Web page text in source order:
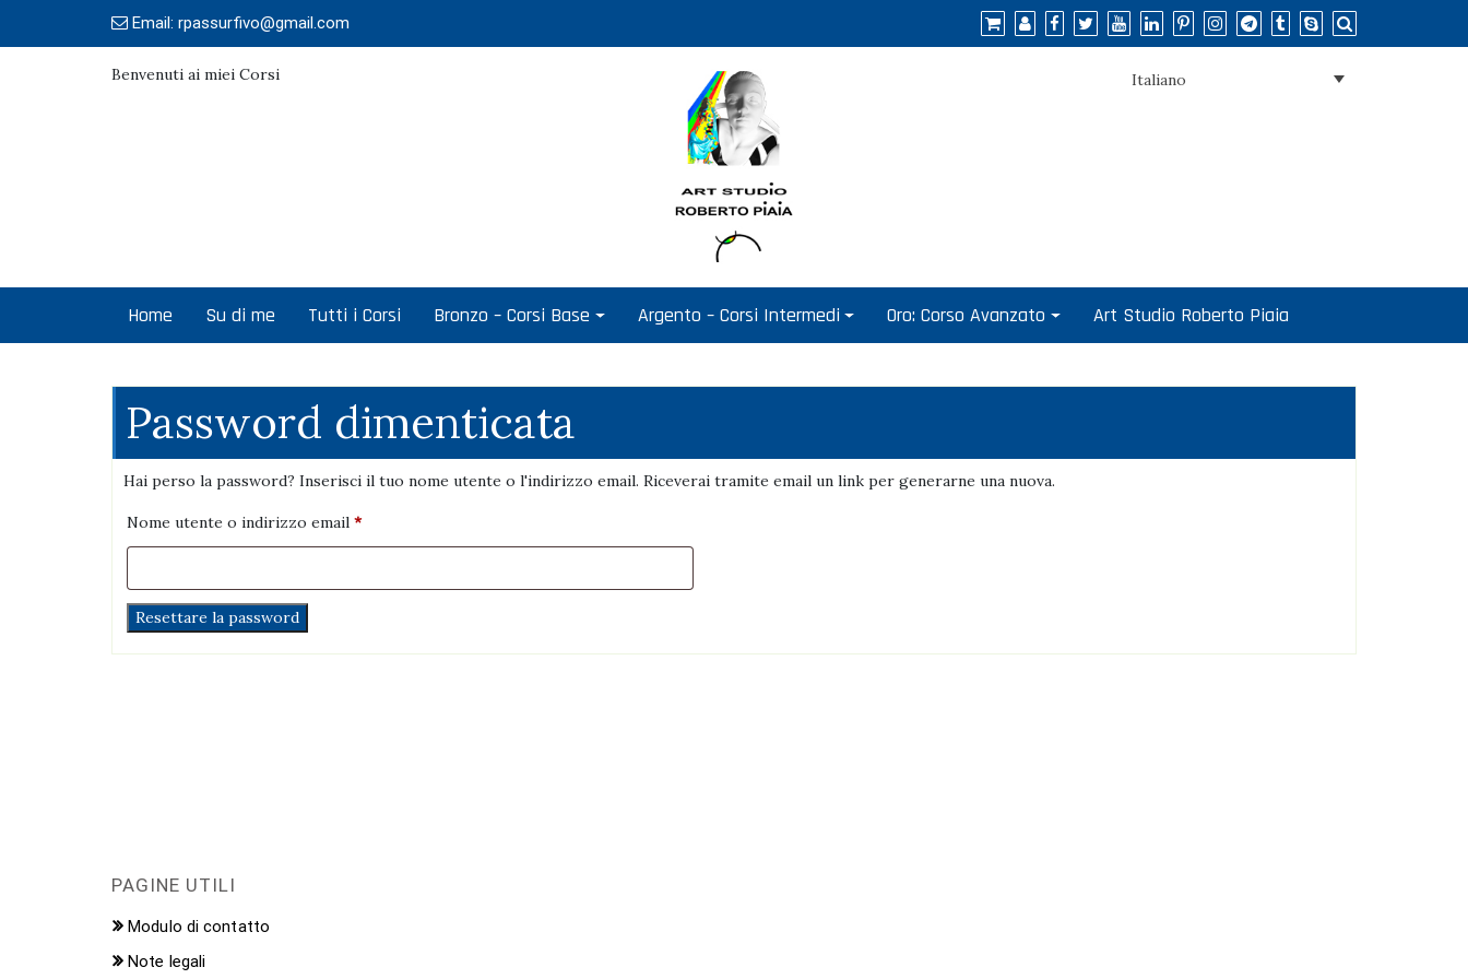
Email: rpassurfivo@gmail.com
Benvenuti ai miei Corsi Italiano
Home Su di me Tutti i Corsi Bronzo – Corsi Base Argento – Corsi Intermedi Oro: Corso Avanzato Art Studio Roberto Piaia
Password dimenticata
Hai perso la password? Inserisci il tuo nome utente o l'indirizzo email. Riceverai tramite email un link per generarne una nuova.
Nome utente o indirizzo email *Richiesto
Resettare la password
PAGINE UTILI
Modulo di contatto
Note legali